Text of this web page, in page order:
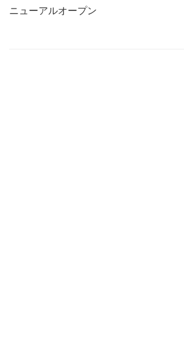
ニューアルオープン